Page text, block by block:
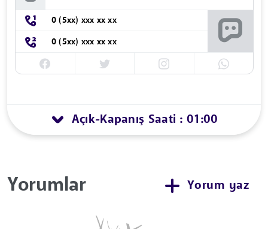
0 (5xx) xxx xx xx
0 (5xx) xxx xx xx
Açık-Kapanış Saati : 01:00
Yorumlar Yorum yaz